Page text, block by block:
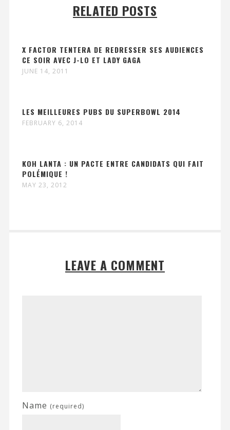
RELATED POSTS
X FACTOR TENTERA DE REDRESSER SES AUDIENCES
CE SOIR AVEC J-LO ET LADY GAGA
JUNE 14, 2011
LES MEILLEURES PUBS DU SUPERBOWL 2014
FEBRUARY 6, 2014
KOH LANTA : UN PACTE ENTRE CANDIDATS QUI FAIT
POLÉMIQUE !
MAY 23, 2012
LEAVE A COMMENT
Name (required)